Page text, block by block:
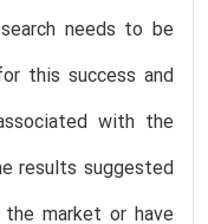
needs to be
this success and
with the
results suggested
market or have